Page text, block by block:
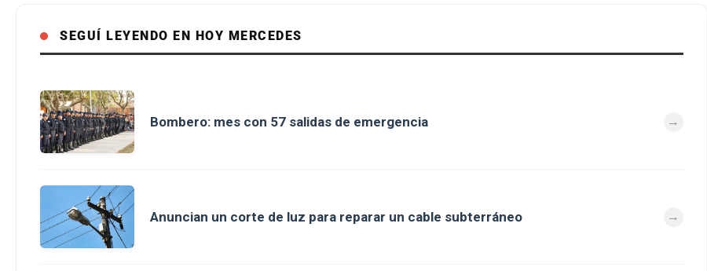
SEGUÍ LEYENDO EN HOY MERCEDES
Bombero: mes con 57 salidas de emergencia
Anuncian un corte de luz para reparar un cable subterráneo